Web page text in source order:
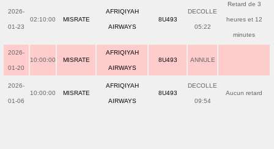
2026-
01-23
02:10:00 MISRATE
AFRIQIYAH
AIRWAYS
8U493
DECOLLE
05:22
Retard de 3
heures et 12
minutes
2026-
01-20
10:00:00 MISRATE
AFRIQIYAH
AIRWAYS
8U493 ANNULE
2026-
01-06
10:00:00 MISRATE
AFRIQIYAH
AIRWAYS
8U493
DECOLLE
09:54
Aucun retard